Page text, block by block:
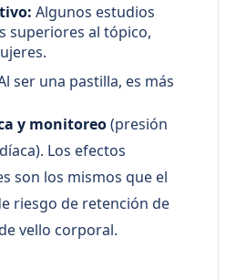
Algunos estudios
superiores al tópico,
ser una pastilla, es más
y monitoreo(presión
Los efectos
son los mismos que el
riesgo de retención de
vello corporal.